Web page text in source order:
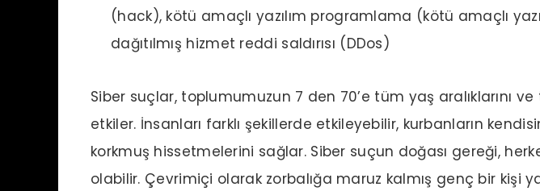
(hack), kötü amaçlı yazılım programlama (kötü amaçlı
dağıtılmış hizmet reddi saldırısı (DDos)
Siber suçlar, toplumumuzun 7 den 70’e tüm yaş aralıklarını ve
etkiler. İnsanları farklı şekillerde etkileyebilir, kurbanların
korkmuş hissetmelerini sağlar. Siber suçun doğası gereği,
olabilir. Çevrimiçi olarak zorbalığa maruz kalmış genç bir kişi